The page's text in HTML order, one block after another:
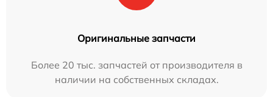
Оригинальные запчасти
Более 20 тыс. запчастей от производителя в
наличии на собственных складах.